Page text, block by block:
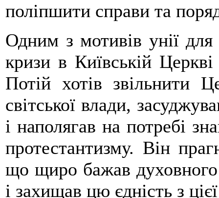
поліпшити справи та
Одним з мотивів унії для
кризи в Київській
Потій хотів звільнити
світської влади,
і наполягав на потребі
протестантизму. Він
що щиро бажав духовного
і захищав цю єдність з